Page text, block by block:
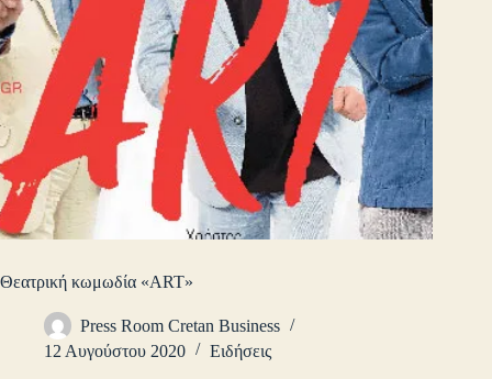
Θεατρική κωμωδία «ART»
Press Room Cretan Business
12 Αυγούστου 2020
Ειδήσεις